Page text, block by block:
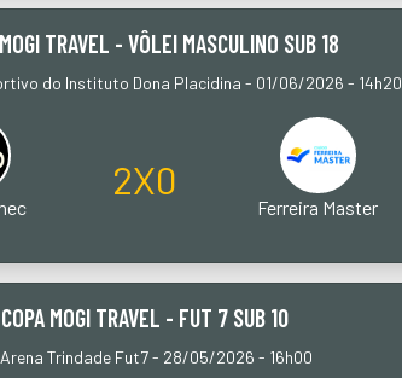
TRAVEL - VÔLEI MASCULINO SUB 18
do Instituto Dona Placidina - 01/06/2026 - 14h20
2X0
Ferreira Master
COPA MOGI TRAVEL - FUT 7 SUB 10
Arena Trindade Fut7 - 28/05/2026 - 16h00